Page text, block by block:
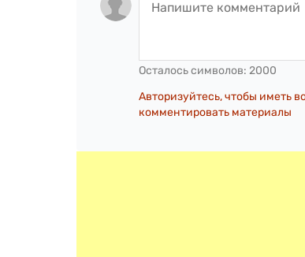
Осталось символов: 2000
Авторизуйтесь, чтобы иметь
комментировать материалы